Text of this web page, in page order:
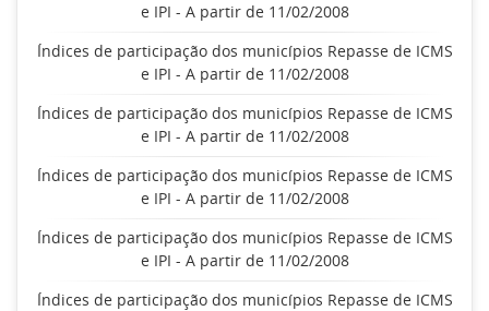
e IPI - A partir de 11/02/2008
Índices de participação dos municípios Repasse de ICMS
e IPI - A partir de 11/02/2008
Índices de participação dos municípios Repasse de ICMS
e IPI - A partir de 11/02/2008
Índices de participação dos municípios Repasse de ICMS
e IPI - A partir de 11/02/2008
Índices de participação dos municípios Repasse de ICMS
e IPI - A partir de 11/02/2008
Índices de participação dos municípios Repasse de ICMS